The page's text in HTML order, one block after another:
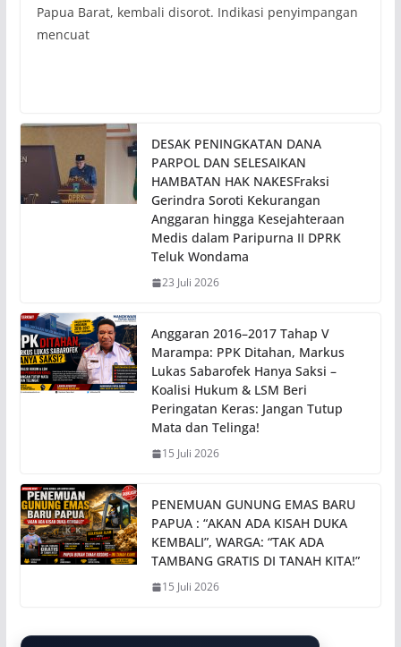
Papua Barat, kembali disorot. Indikasi penyimpangan
mencuat
DESAK PENINGKATAN DANA
PARPOL DAN SELESAIKAN
HAMBATAN HAK NAKESFraksi
Gerindra Soroti Kekurangan
Anggaran hingga Kesejahteraan
Medis dalam Paripurna II DPRK
Teluk Wondama
23 Juli 2026
Anggaran 2016–2017 Tahap V
Marampa: PPK Ditahan, Markus
Lukas Sabarofek Hanya Saksi –
Koalisi Hukum & LSM Beri
Peringatan Keras: Jangan Tutup
Mata dan Telinga!
15 Juli 2026
PENEMUAN GUNUNG EMAS BARU
PAPUA : “AKAN ADA KISAH DUKA
KEMBALI”, WARGA: “TAK ADA
TAMBANG GRATIS DI TANAH KITA!”
15 Juli 2026